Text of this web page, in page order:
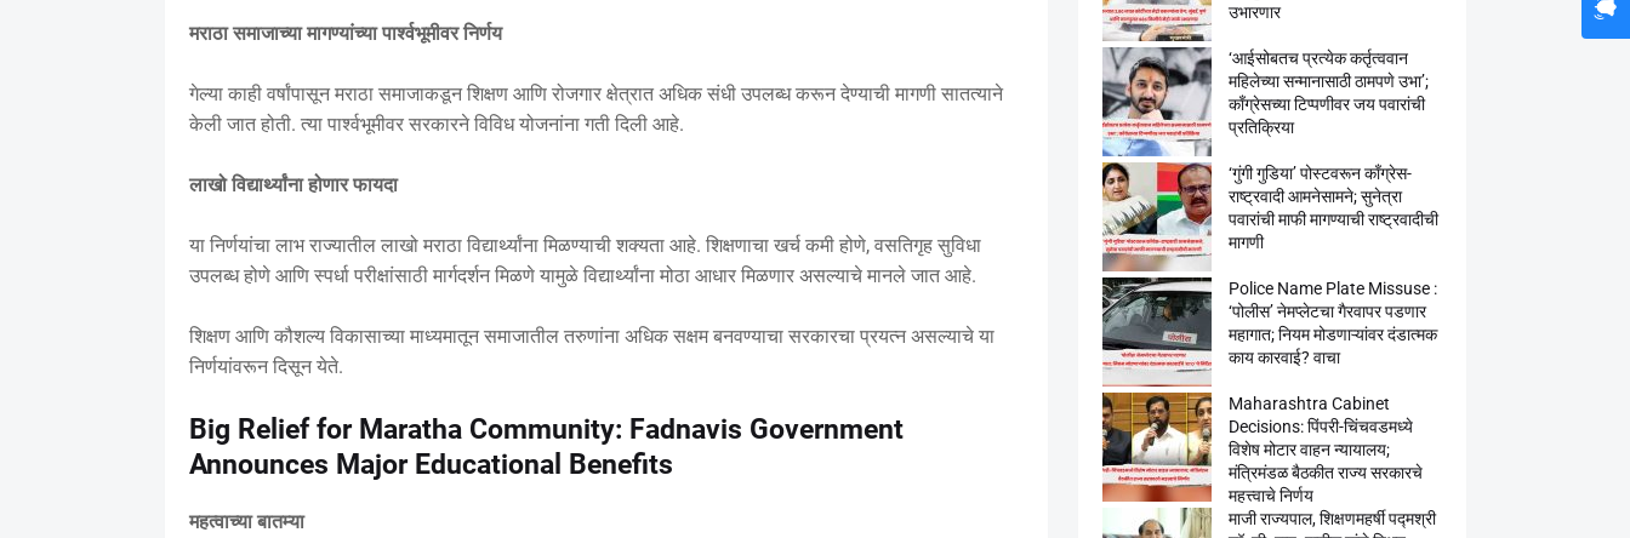
मराठा समाजाच्या मागण्यांच्या पार्श्वभूमीवर निर्णय
गेल्या काही वर्षांपासून मराठा समाजाकडून शिक्षण आणि रोजगार क्षेत्रात अधिक संधी उपलब्ध करून देण्याची मागणी सातत्याने
केली जात होती. त्या पार्श्वभूमीवर सरकारने विविध योजनांना गती दिली आहे.
लाखो विद्यार्थ्यांना होणार फायदा
या निर्णयांचा लाभ राज्यातील लाखो मराठा विद्यार्थ्यांना मिळण्याची शक्यता आहे. शिक्षणाचा खर्च कमी होणे, वसतिगृह सुविधा
उपलब्ध होणे आणि स्पर्धा परीक्षांसाठी मार्गदर्शन मिळणे यामुळे विद्यार्थ्यांना मोठा आधार मिळणार असल्याचे मानले जात आहे.
शिक्षण आणि कौशल्य विकासाच्या माध्यमातून समाजातील तरुणांना अधिक सक्षम बनवण्याचा सरकारचा प्रयत्न असल्याचे या
निर्णयांवरून दिसून येते.
Big Relief for Maratha Community: Fadnavis Government
Announces Major Educational Benefits
महत्वाच्या बातम्या
उभारणार
‘आईसोबतच प्रत्येक कर्तृत्ववान
महिलेच्या सन्मानासाठी ठामपणे उभा’;
काँग्रेसच्या टिप्पणीवर जय पवारांची
प्रतिक्रिया
‘गुंगी गुडिया’ पोस्टवरून काँग्रेस-
राष्ट्रवादी आमनेसामने; सुनेत्रा
पवारांची माफी मागण्याची राष्ट्रवादीची
मागणी
Police Name Plate Missuse :
‘पोलीस’ नेमप्लेटचा गैरवापर पडणार
महागात; नियम मोडणाऱ्यांवर दंडात्मक
काय कारवाई? वाचा
Maharashtra Cabinet
Decisions: पिंपरी-चिंचवडमध्ये
विशेष मोटार वाहन न्यायालय;
मंत्रिमंडळ बैठकीत राज्य सरकारचे
महत्त्वाचे निर्णय
माजी राज्यपाल, शिक्षणमहर्षी पद्मश्री